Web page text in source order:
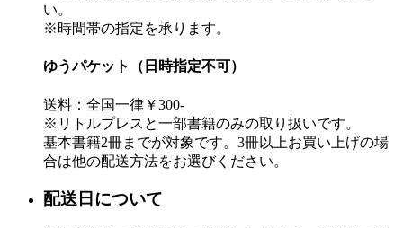
い。
※時間帯の指定を承ります。
ゆうパケット（日時指定不可）
送料：全国一律￥300-
※リトルプレスと一部書籍のみの取り扱いです。
基本書籍2冊までが対象です。3冊以上お買い上げの場
合は他の配送方法をお選びください。
配送日について